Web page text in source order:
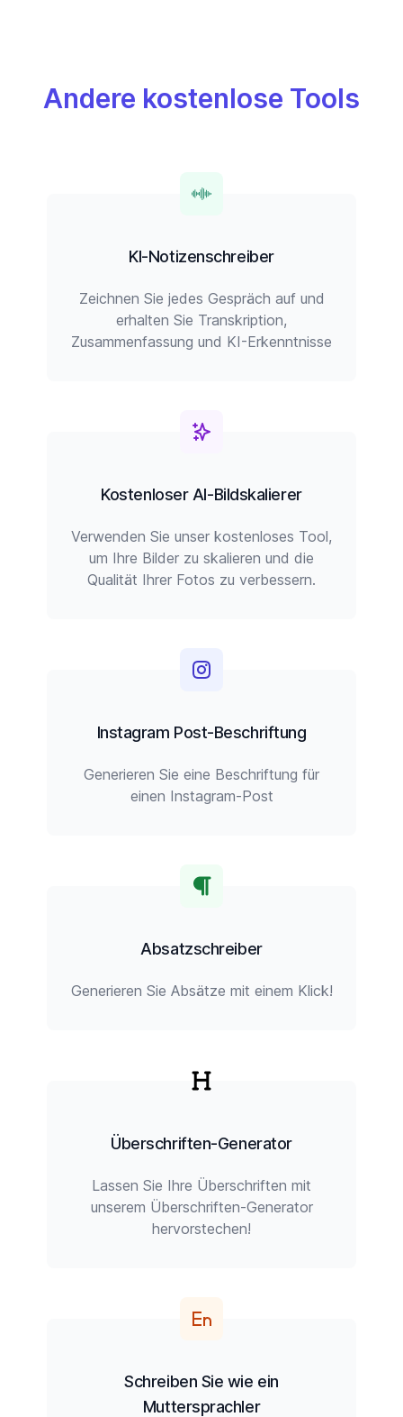
Andere kostenlose Tools
KI-Notizenschreiber
Zeichnen Sie jedes Gespräch auf und
erhalten Sie Transkription,
Zusammenfassung und KI-Erkenntnisse
Kostenloser AI-Bildskalierer
Verwenden Sie unser kostenloses Tool,
um Ihre Bilder zu skalieren und die
Qualität Ihrer Fotos zu verbessern.
Instagram Post-Beschriftung
Generieren Sie eine Beschriftung für
einen Instagram-Post
Absatzschreiber
Generieren Sie Absätze mit einem Klick!
Überschriften-Generator
Lassen Sie Ihre Überschriften mit
unserem Überschriften-Generator
hervorstechen!
Schreiben Sie wie ein
Muttersprachler